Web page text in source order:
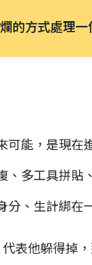
的方式處理
可能，是現在
、多工具拼貼
分、生計綁在
表他躲得掉